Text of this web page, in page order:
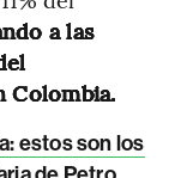
a las
Colombia.
estos son los